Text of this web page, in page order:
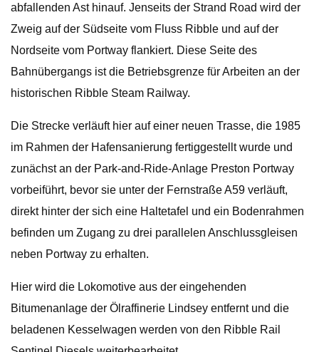
abfallenden Ast hinauf. Jenseits der Strand Road wird der
Zweig auf der Südseite vom Fluss Ribble und auf der
Nordseite vom Portway flankiert. Diese Seite des
Bahnübergangs ist die Betriebsgrenze für Arbeiten an der
historischen Ribble Steam Railway.
Die Strecke verläuft hier auf einer neuen Trasse, die 1985
im Rahmen der Hafensanierung fertiggestellt wurde und
zunächst an der Park-and-Ride-Anlage Preston Portway
vorbeiführt, bevor sie unter der Fernstraße A59 verläuft,
direkt hinter der sich eine Haltetafel und ein Bodenrahmen
befinden um Zugang zu drei parallelen Anschlussgleisen
neben Portway zu erhalten.
Hier wird die Lokomotive aus der eingehenden
Bitumenanlage der Ölraffinerie Lindsey entfernt und die
beladenen Kesselwagen werden von den Ribble Rail